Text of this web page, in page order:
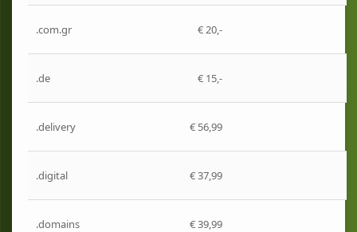
.com.gr € 20,-
.de € 15,-
.delivery € 56,99
.digital € 37,99
.domains € 39,99